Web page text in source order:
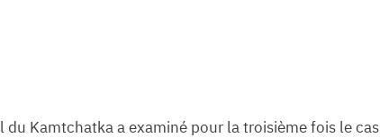
Kamtchatka a examiné pour la troisième fois le cas